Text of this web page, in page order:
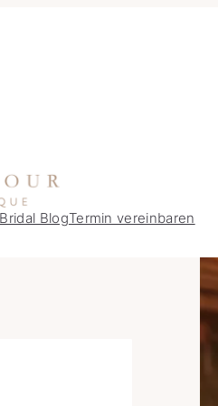
Bridal BlogTermin vereinbaren